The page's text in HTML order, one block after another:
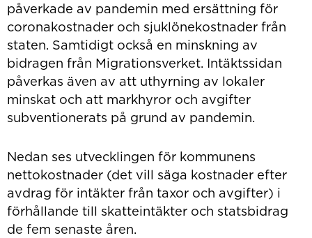
påverkade av pandemin med ersättning för
coronakostnader och sjuklönekostnader från
staten. Samtidigt också en minskning av
bidragen från Migrationsverket. Intäktssidan
påverkas även av att uthyrning av lokaler
minskat och att markhyror och avgifter
subventionerats på grund av pandemin.
Nedan ses utvecklingen för kommunens
nettokostnader (det vill säga kostnader efter
avdrag för intäkter från taxor och avgifter) i
förhållande till skatteintäkter och statsbidrag
de fem senaste åren.